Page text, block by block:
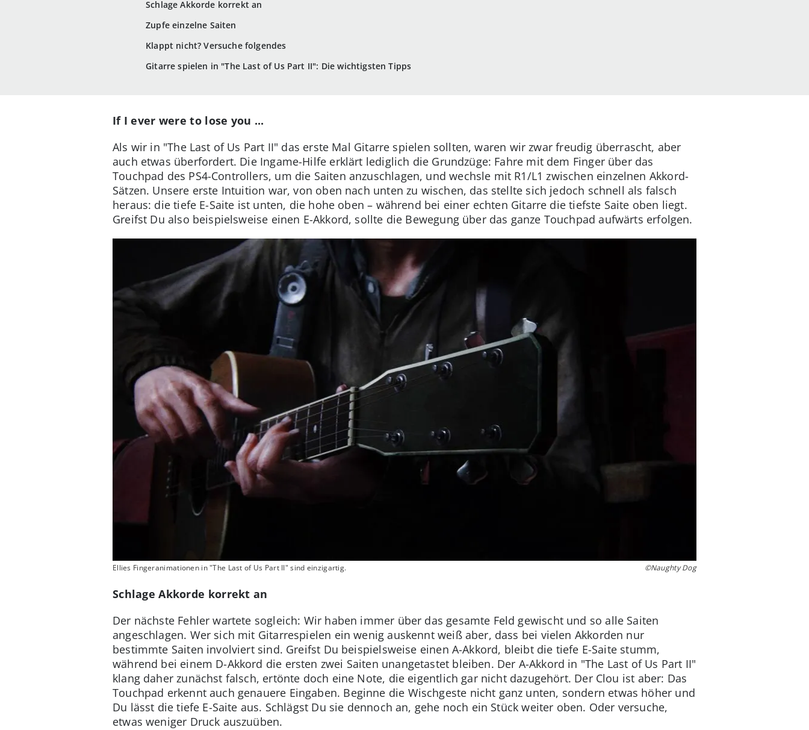
Schlage Akkorde korrekt an
Zupfe einzelne Saiten
Klappt nicht? Versuche folgendes
Gitarre spielen in "The Last of Us Part II": Die wichtigsten Tipps
If I ever were to lose you ...
Als wir in "The Last of Us Part II" das erste Mal Gitarre spielen sollten, waren wir zwar freudig überrascht, aber
auch etwas überfordert. Die Ingame-Hilfe erklärt lediglich die Grundzüge: Fahre mit dem Finger über das
Touchpad des PS4-Controllers, um die Saiten anzuschlagen, und wechsle mit R1/L1 zwischen einzelnen Akkord-
Sätzen. Unsere erste Intuition war, von oben nach unten zu wischen, das stellte sich jedoch schnell als falsch
heraus: die tiefe E-Saite ist unten, die hohe oben – während bei einer echten Gitarre die tiefste Saite oben liegt.
Greifst Du also beispielsweise einen E-Akkord, sollte die Bewegung über das ganze Touchpad aufwärts erfolgen.
Ellies Fingeranimationen in "The Last of Us Part II" sind einzigartig. ©Naughty Dog
Schlage Akkorde korrekt an
Der nächste Fehler wartete sogleich: Wir haben immer über das gesamte Feld gewischt und so alle Saiten
angeschlagen. Wer sich mit Gitarrespielen ein wenig auskennt weiß aber, dass bei vielen Akkorden nur
bestimmte Saiten involviert sind. Greifst Du beispielsweise einen A-Akkord, bleibt die tiefe E-Saite stumm,
während bei einem D-Akkord die ersten zwei Saiten unangetastet bleiben. Der A-Akkord in "The Last of Us Part II"
klang daher zunächst falsch, ertönte doch eine Note, die eigentlich gar nicht dazugehört. Der Clou ist aber: Das
Touchpad erkennt auch genauere Eingaben. Beginne die Wischgeste nicht ganz unten, sondern etwas höher und
Du lässt die tiefe E-Saite aus. Schlägst Du sie dennoch an, gehe noch ein Stück weiter oben. Oder versuche,
etwas weniger Druck auszuüben.